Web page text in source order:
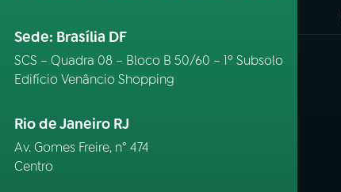
Sede: Brasília DF
SCS – Quadra 08 – Bloco B 50/60 – 1º Subsolo
Edifício Venâncio Shopping
Rio de Janeiro RJ
Av. Gomes Freire, n° 474
Centro